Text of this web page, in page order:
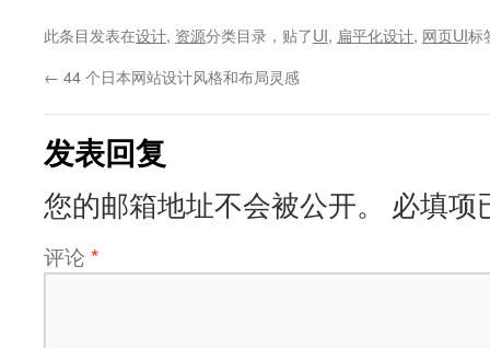
此条目发表在设计, 资源分类目录，贴了UI, 扁平化设计, 网页UI标
← 44 个日本网站设计风格和布局灵感
发表回复
您的邮箱地址不会被公开。 必填项
评论 *